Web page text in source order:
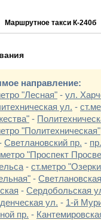
Маршрутное такси К-240б
направление:
"Лесная" - ул.
ул. -
-
"Политехническая"
Светлановский пр. -
"Проспект
- ст.метро
-
- Сердобольская
ул. - 1-й
пр. -